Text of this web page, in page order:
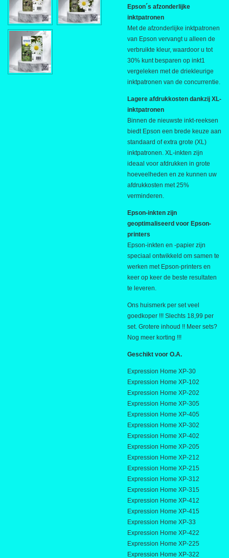
Epson´s afzonderlijke
inktpatronen
Met de afzonderlijke inktpatronen
van Epson vervangt u alleen de
verbruikte kleur, waardoor u tot
30% kunt besparen op inkt1
vergeleken met de driekleurige
inktpatronen van de concurrentie.
Lagere afdrukkosten dankzij XL-
inktpatronen
Binnen de nieuwste inkt-reeksen
biedt Epson een brede keuze aan
standaard of extra grote (XL)
inktpatronen. XL-inkten zijn
ideaal voor afdrukken in grote
hoeveelheden en ze kunnen uw
afdrukkosten met 25%
verminderen.
Epson-inkten zijn
geoptimaliseerd voor Epson-
printers
Epson-inkten en -papier zijn
speciaal ontwikkeld om samen te
werken met Epson-printers en
keer op keer de beste resultaten
te leveren.
Ons huismerk per set veel
goedkoper !!! Slechts 18,99 per
set. Grotere inhoud !! Meer sets?
Nog meer korting !!!
Geschikt voor O.A.
Expression Home XP-30
Expression Home XP-102
Expression Home XP-202
Expression Home XP-305
Expression Home XP-405
Expression Home XP-302
Expression Home XP-402
Expression Home XP-205
Expression Home XP-212
Expression Home XP-215
Expression Home XP-312
Expression Home XP-315
Expression Home XP-412
Expression Home XP-415
Expression Home XP-33
Expression Home XP-422
Expression Home XP-225
Expression Home XP-322